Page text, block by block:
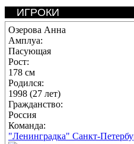
ИГРОКИ
Озерова Анна
Амплуа:
Пасующая
Рост:
178 см
Родился:
1998 (27 лет)
Гражданство:
Россия
Команда:
"Ленинградка" Санкт-